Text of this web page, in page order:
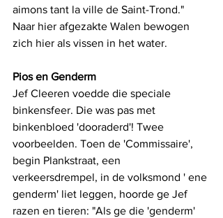
aimons tant la ville de Saint-Trond."
Naar hier afgezakte Walen bewogen
zich hier als vissen in het water.
Pios en Genderm
Jef Cleeren voedde die speciale
binkensfeer. Die was pas met
binkenbloed 'dooraderd'! Twee
voorbeelden. Toen de 'Commissaire',
begin Plankstraat, een
verkeersdrempel, in de volksmond ' ene
genderm' liet leggen, hoorde ge Jef
razen en tieren: "Als ge die 'genderm'